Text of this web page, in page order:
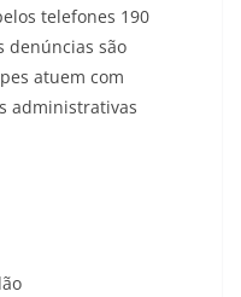
telefones 190
denúncias são
atuem com
administrativas